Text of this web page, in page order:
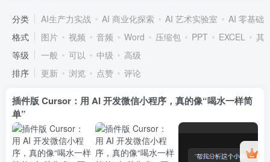
分类 AI生产力实战 AI 商业化探索 AI 艺术实验室
AI 零基础
格式
图片 视频 音频 Word 压缩包 PPT EXCEL
其
等级
一般 可以 中级
高级
排序
更新 浏览 点赞 评论
插件版 Cursor：用 AI 开发微信小程序，真的像“喝水一样简
单”